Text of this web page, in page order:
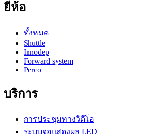
ยี่ห้อ
ทั้งหมด
Shuttle
Innodep
Forward system
Perco
บริการ
การประชุมทางวิดีโอ
ระบบจอแสดงผล LED